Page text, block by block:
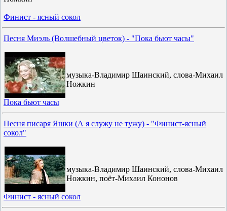
Финист - ясный сокол
Песня Миэль (Волшебный цветок) - "Пока бьют часы"
музыка-Владимир Шаинский, слова-Михаил
Ножкин
Пока бьют часы
Песня писаря Яшки (А я служу не тужу) - "Финист-ясный
сокол"
музыка-Владимир Шаинский, слова-Михаил
Ножкин, поёт-Михаил Кононов
Финист - ясный сокол